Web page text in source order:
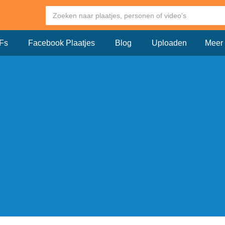
Facebook Plaatjes Blog Uploaden Meer